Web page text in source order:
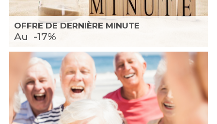
OFFRE DE DERNIÈRE MINUTE
Au -17%